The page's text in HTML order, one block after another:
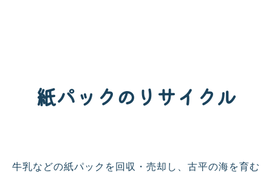
紙パックのリサイクル
牛乳などの紙パックを回収・売却し、古平の海を育む